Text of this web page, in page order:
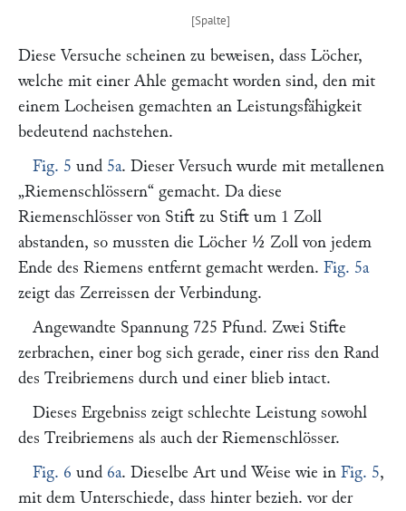
Diese Versuche scheinen zu beweisen, dass Löcher,
welche mit einer Ahle gemacht worden sind, den mit
einem Locheisen gemachten an Leistungsfähigkeit
bedeutend nachstehen.
Fig. 5 und 5a. Dieser Versuch wurde mit metallenen
„Riemenschlössern“ gemacht. Da diese
Riemenschlösser von Stift zu Stift um 1 Zoll
abstanden, so mussten die Löcher ½ Zoll von jedem
Ende des Riemens entfernt gemacht werden. Fig. 5a
zeigt das Zerreissen der Verbindung.
Angewandte Spannung 725 Pfund. Zwei Stifte
zerbrachen, einer bog sich gerade, einer riss den Rand
des Treibriemens durch und einer blieb intact.
Dieses Ergebniss zeigt schlechte Leistung sowohl
des Treibriemens als auch der Riemenschlösser.
Fig. 6 und 6a. Dieselbe Art und Weise wie in Fig. 5,
mit dem Unterschiede, dass hinter bezieh. vor der